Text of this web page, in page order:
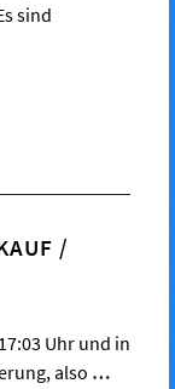
sind
/
Uhr und in
also …